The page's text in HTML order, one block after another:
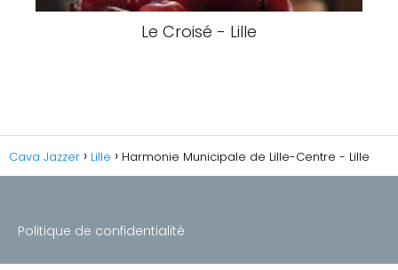
Le Croisé - Lille
Cava Jazzer Lille Harmonie Municipale de Lille-Centre - Lille
Politique de confidentialité